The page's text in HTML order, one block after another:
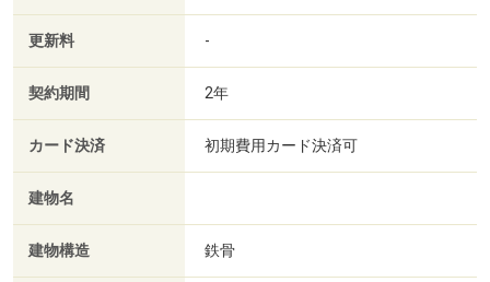
更新料 -
契約期間 2年
カード決済 初期費用カード決済可
建物名
建物構造 鉄骨